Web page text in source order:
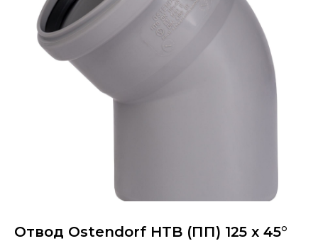
Отвод Ostendorf HTB (ПП) 125 x 45°